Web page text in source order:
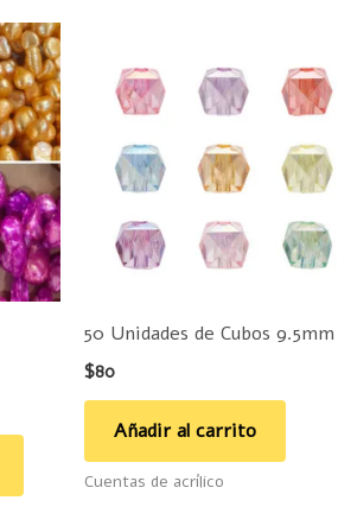
Este
producto
tiene
múltiples
variantes.
Las
opciones
se
50 Unidades de Cubos 9.5mm
$80
Añadir al carrito
Cuentas de acrílico